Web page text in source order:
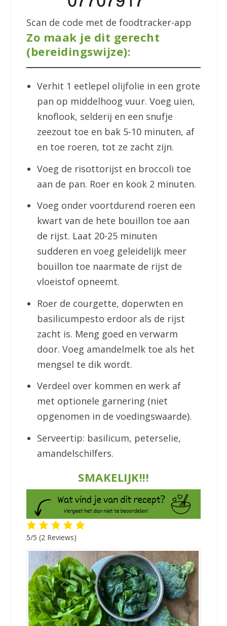
Scan de code met de foodtracker-app
Zo maak je dit gerecht
(bereidingswijze):
Verhit 1 eetlepel olijfolie in een grote
pan op middelhoog vuur. Voeg uien,
knoflook, selderij en een snufje
zeezout toe en bak 5-10 minuten, af
en toe roeren, tot ze zacht zijn.
Voeg de risottorijst en broccoli toe
aan de pan. Roer en kook 2 minuten.
Voeg onder voortdurend roeren een
kwart van de hete bouillon toe aan
de rijst. Laat 20-25 minuten
sudderen en voeg geleidelijk meer
bouillon toe naarmate de rijst de
vloeistof opneemt.
Roer de courgette, doperwten en
basilicumpesto erdoor als de rijst
zacht is. Meng goed en verwarm
door. Voeg amandelmelk toe als het
mengsel te dik wordt.
Verdeel over kommen en werk af
met optionele garnering (niet
opgenomen in de voedingswaarde).
Serveertip: basilicum, peterselie,
amandelschilfers.
SMAKELIJK!!!
5/5(2 Reviews)